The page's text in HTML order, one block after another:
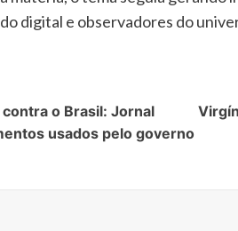
digital e observadores do
o Brasil: Jornal
usados pelo governo